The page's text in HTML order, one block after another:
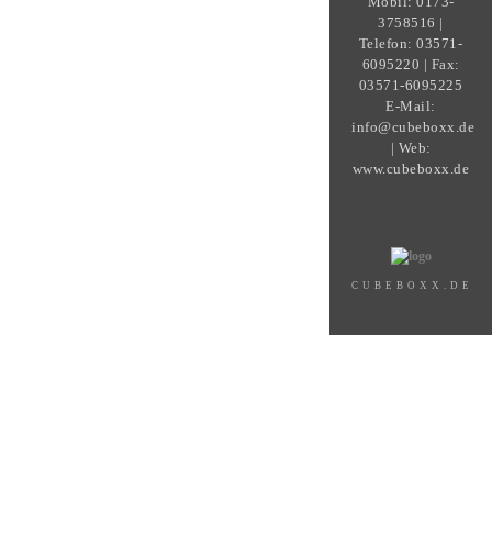
3758516 |
Telefon: 03571-
6095220 | Fax:
03571-6095225
E-Mail:
info@cubeboxx.de
| Web:
www.cubeboxx.de
CUBEBOXX.DE